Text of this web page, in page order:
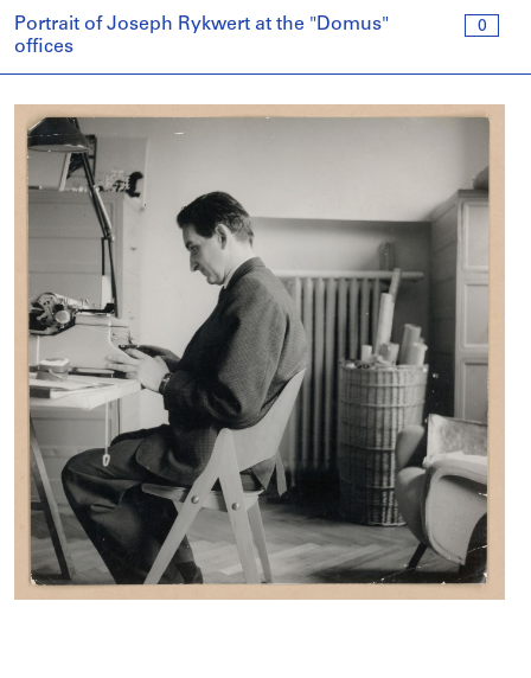
0
Portrait of Joseph Rykwert at the "Domus"
offices